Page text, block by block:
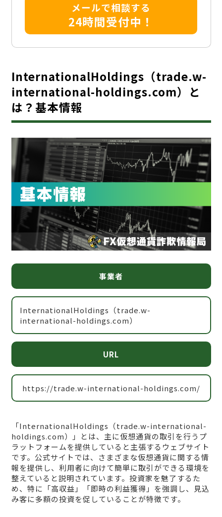
メールで相談する
24時間受付中！
InternationalHoldings（trade.w-
international-holdings.com）と
は？基本情報
事業者
InternationalHoldings（trade.w-
international-holdings.com）
URL
https://trade.w-international-holdings.com/
「InternationalHoldings（trade.w-international-
holdings.com）」とは、主に仮想通貨の取引を行うプ
ラットフォームを提供していると主張するウェブサイト
です。公式サイトでは、さまざまな仮想通貨に関する情
報を提供し、利用者に向けて簡単に取引ができる環境を
整えていると説明されています。投資家を魅了するた
め、特に「高収益」「即時の利益獲得」を強調し、見込
み客に多額の投資を促していることが特徴です。